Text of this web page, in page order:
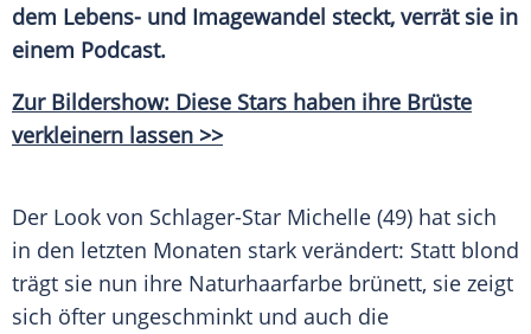
dem Lebens- und Imagewandel steckt, verrät sie in
einem Podcast.
Zur Bildershow: Diese Stars haben ihre Brüste
verkleinern lassen >>
Der Look von Schlager-Star Michelle (49) hat sich
in den letzten Monaten stark verändert: Statt blond
trägt sie nun ihre Naturhaarfarbe brünett, sie zeigt
sich öfter ungeschminkt und auch die